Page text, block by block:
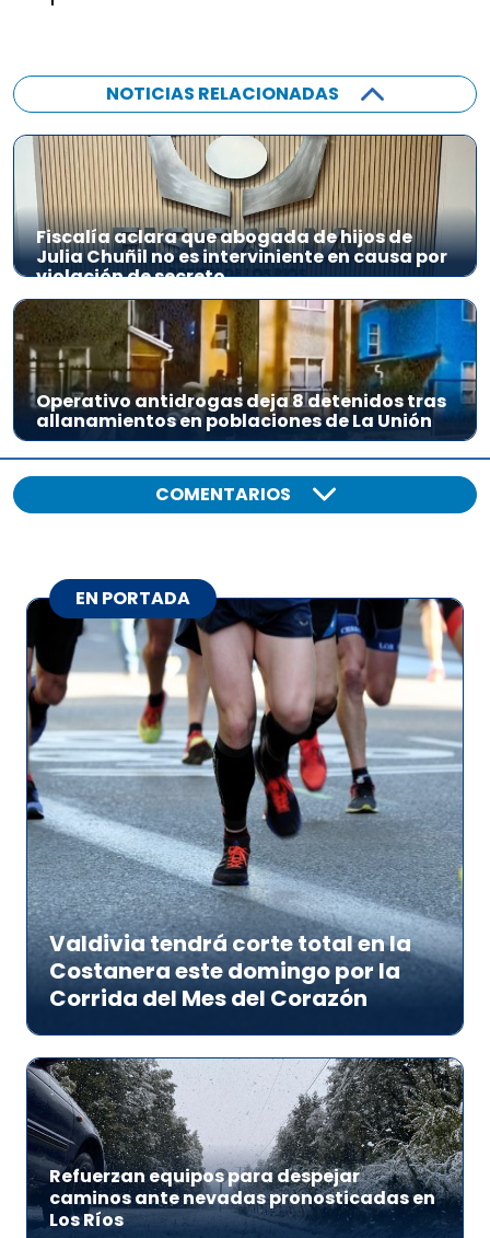
NOTICIAS RELACIONADAS
Fiscalía aclara que abogada de hijos de
Julia Chuñil no es interviniente en causa por
violación de secreto
Operativo antidrogas deja 8 detenidos tras
allanamientos en poblaciones de La Unión
COMENTARIOS
EN PORTADA
Valdivia tendrá corte total en la
Costanera este domingo por la
Corrida del Mes del Corazón
Refuerzan equipos para despejar
caminos ante nevadas pronosticadas en
Los Ríos